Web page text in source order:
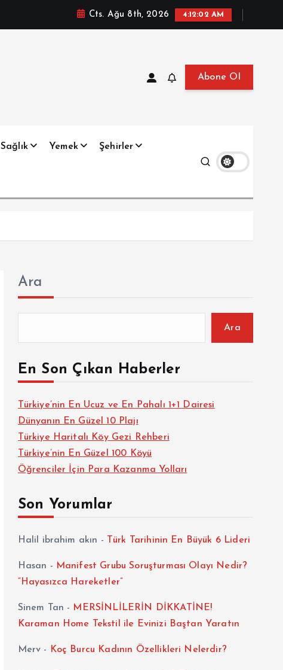
Cts. Ağu 8th, 2026 4:12:04 AM
Abone Ol
Sağlık Yemek Şehirler
Ara
Ara
En Son Çıkan Haberler
Türkiye’nin En Ucuz ve En Pahalı 1+1 Dairesi
Dünyanın En Güzel 10 Plajı
Türkiye Haritalı Köy Gezi Rehberi
Türkiye’nin En Güzel 100 Köyü
Öğrenciler İçin Para Kazanma Yolları
Son Yorumlar
Halil ibrahim akın - Türk Tarihinin En Büyük 6 Lideri
Hasan - Manifest Grubu Soruşturması Olayı Nedir?
“Hayasızca Hareketler”
Sinem Tan - MERSİNLİLERİN DİKKATİNE!
Karaman Home Tekstil ile Evinizi Baştan Yaratın
Merv - Koç Burcu Kadının Özellikleri Nelerdir?